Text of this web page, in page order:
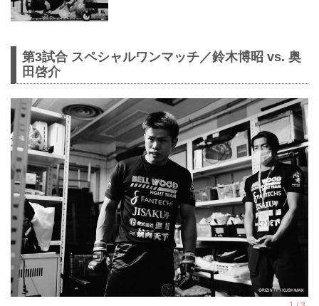
第3試合 スペシャルワンマッチ／鈴木博昭 vs. 奥
田啓介